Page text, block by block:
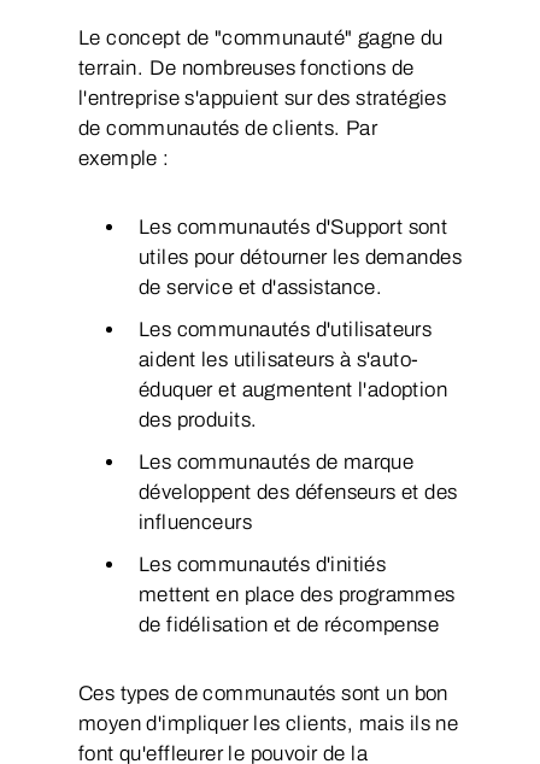
Le concept de "communauté" gagne du
terrain. De nombreuses fonctions de
l'entreprise s'appuient sur des stratégies
de communautés de clients. Par
exemple :
Les communautés d'Support sont
utiles pour détourner les demandes
de service et d'assistance.
Les communautés d'utilisateurs
aident les utilisateurs à s'auto-
éduquer et augmentent l'adoption
des produits.
Les communautés de marque
développent des défenseurs et des
influenceurs
Les communautés d'initiés
mettent en place des programmes
de fidélisation et de récompense
Ces types de communautés sont un bon
moyen d'impliquer les clients, mais ils ne
font qu'effleurer le pouvoir de la